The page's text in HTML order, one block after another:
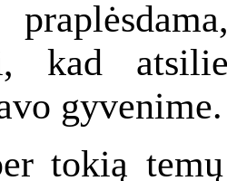
kad
gyvenime.
tokią